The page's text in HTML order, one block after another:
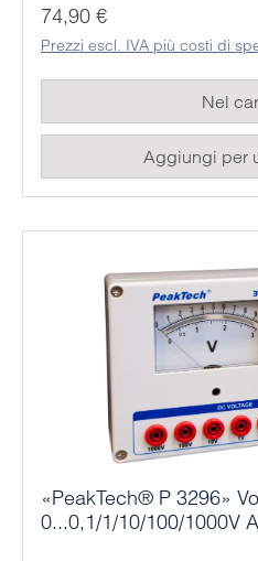
alternata e continua.
possibile visualizzare le
molto preciso. Il
presa di sicurezza da 4
di misura.
Prezzo normale:
74,90 €
Prezzi escl. IVA più costi di
Nel
Aggiungi per
«PeakTech® P 3296»
0...0,1/1/10/100/1000V